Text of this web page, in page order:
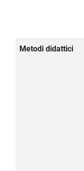
Metodi didattici